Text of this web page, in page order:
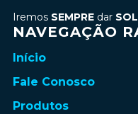
Iremos SEMPRE dar
NAVEGAÇÃO
Início
Fale Conosco
Produtos